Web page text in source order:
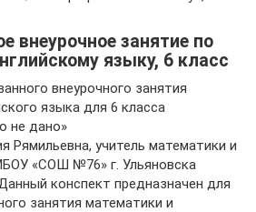
внеурочное занятие по
языку, 6 класс
внеурочного занятия
языка для 6 класса
не дано»
Рямильевна, учитель математики и
«СОШ №76» г. Ульяновска
конспект предназначен для
занятия математики и